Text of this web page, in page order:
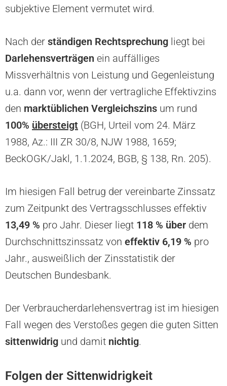
subjektive Element vermutet wird.
Nach der ständigen Rechtsprechung liegt bei
Darlehensverträgen ein auffälliges
Missverhältnis von Leistung und Gegenleistung
u.a. dann vor, wenn der vertragliche Effektivzins
den marktüblichen Vergleichszins um rund
100% übersteigt (BGH, Urteil vom 24. März
1988, Az.: III ZR 30/8, NJW 1988, 1659;
BeckOGK/Jakl, 1.1.2024, BGB, § 138, Rn. 205).
Im hiesigen Fall betrug der vereinbarte Zinssatz
zum Zeitpunkt des Vertragsschlusses effektiv
13,49 % pro Jahr. Dieser liegt 118 % über dem
Durchschnittszinssatz von effektiv 6,19 % pro
Jahr., ausweißlich der Zinsstatistik der
Deutschen Bundesbank.
Der Verbraucherdarlehensvertrag ist im hiesigen
Fall wegen des Verstoßes gegen die guten Sitten
sittenwidrig und damit nichtig.
Folgen der Sittenwidrigkeit